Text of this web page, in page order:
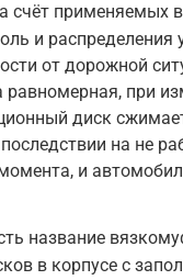
применяемых
и распределения
от дорожной
при
диск
на не
и
название
в корпусе с